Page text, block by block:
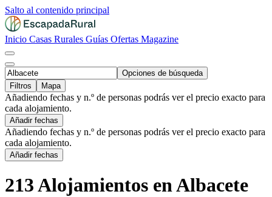
Salto al contenido principal
Inicio Casas Rurales Guías Ofertas Magazine
Opciones de búsqueda
Filtros
Mapa
Añadiendo fechas y n.º de personas podrás ver el precio exacto para
cada alojamiento.
Añadir fechas
Añadiendo fechas y n.º de personas podrás ver el precio exacto para
cada alojamiento.
Añadir fechas
213 Alojamientos en Albacete